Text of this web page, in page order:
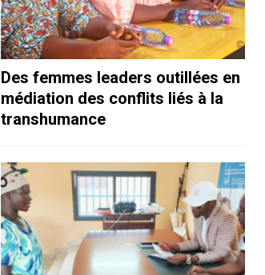
Des femmes leaders outillées en
médiation des conflits liés à la
transhumance